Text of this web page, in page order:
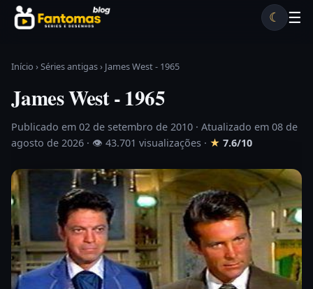
Pular para o conteúdo
☰
☾
Início ›Séries antigas› James West - 1965
James West - 1965
Publicado em 02 de setembro de 2010 · Atualizado em 08 de
agosto de 2026 · 👁 43.701 visualizações · ★ 7.6/10